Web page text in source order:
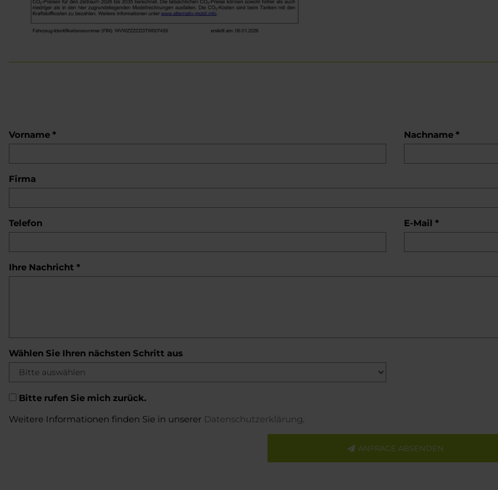
Vorname * Nachname *
Firma
Telefon E-Mail *
Ihre Nachricht *
Wählen Sie Ihren nächsten Schritt aus
Bitte rufen Sie mich zurück.
Weitere Informationen finden Sie in unserer Datenschutzerklärung.
ANFRAGE ABSENDEN